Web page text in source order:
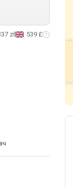
zł 539 £